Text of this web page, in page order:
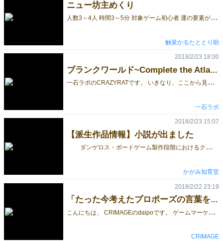
ニュー坊主めくり
人
数3～4人 時間3～5分 対象ゲーム初心者 運の要素が多いゲームです 2018年5月6日 触覚かるたさんで販売します
触覚かるたととり助
ブランクワールド~Complete the Atlas~ができるまで 6
一
石ラボのCRAZYRATです。 いきなり、ここから見てしまった方は、続きものとなっておりますので、ぜひ1からご覧ください。 さて、テストVer.2までEXCELで作成していた私でしたが、コンポーネントの作成をしていくうちに、レイヤーという概念のないEXCELの限界を感じてきたのでした。 しかし、イラストレーターを買うのはさすがに無理、そこでいろいろと探した結果、現在も制作に使っているフリーソフト、Inkscapeにたどり着きました。 このソフトも、最後にいろいろと想定外の事が発生するのですが、とりあえずドロー系ソフトでコンポーネントを作成するに至りました。 私は、前述のとおり絵が描けないのですが、ベジェ曲線の組み合わせで、何となくそれなりの形を作る事はそこそこできたので、このソフトに出会うことで、コンポーネントが少しずつ、マシな物になっていきました。 そんなわけで、ブランクワールドのコンポーネントに使われている絵は、パッケージを除けば、全てマウスだけで描きました。 直線、円弧、ベジェ曲線などを組み合わせて描いています。 （パッケージだけは、有償の素材を使っています。） そして、友人にテストプレイをしてもらって、「まあ、遊べなくはない」というところまでは、何とかこぎつけました。
2018/2/23 18:00
一石ラボ
【派生作品情報】小説が出ました
ダンゲロス・ボードゲーム製作段階におけるクラウドファンディングのリターン品として執筆された小説『戦慄怪奇学園ダンゲロス～呪われたボードゲーム～』がAmazonのKindleで発売されました。電子書籍限定です。 希望崎学園にて発生した猟奇連続殺人事件は、解明の糸口も掴めぬまま連続失踪事件へと変異した――。 そして、学内でまことしやかに囁かれる"呪いのボードゲーム"の噂。 生徒会との協力捜査体制を構築するため生徒会室へと向かい、帰らなくなった番長・邪賢王ヒロシマたち三名。 彼らを探すため、番長グループの実力者、"アンタッチャブル菅野"が動く！ だが、菅野がそこで見たものとは、不気味な無人空間と化した生徒会室であった。 娯楽室に残された遊びかけのボードゲームと、林立する撮影機材。 果たして、生徒会、番長グループの失踪の謎とは？ 猟奇連続殺人事件の犯人とは？ 呪いのボードゲームの正体とは？？ 捜査を進める菅野たちの前に、すべての事件を引き起こせし真の巨悪が、ついにその姿を現す――！ ボードゲーム要素は正直あんまり関係な…………ゲフンッゴフン！ ボードゲームをベースとした小説になっておりますので、良かったらご一読下さい。Unlimited会員なら無料で読めますよー。 ３月６日のヤングマガジンサードから開始する『ダンゲロス1969』と合わせてよろしくお願いいたします！ ＊ ■今後のダンゲロス・ボードゲーム会の予定 毎週金曜恒例ダンゲロス・ボードゲーム会 ２月２３日（金） １９：００～２３：００ ３月２日（金） １９：００～２３：００ 場所：DEAR SPIELE 東京都中野区東中野4-9-1 第一元太ビル4-A（最寄り駅：JR 東中野駅 / 大江戸線 東中野駅 / 東西線 落合駅） 03-5937-1866 ※途中参加OK（1200円＋１ドリンク制） 第二回トークメーカー・ボードゲーム部 日時：3月3日（土） 17:15～21:45（開場：17:00～18:00） 場所：東京都千代田区九段南1-5-6 りそな九段ビル5F KSフロア ナレッジソサエティ内イベントスペース 一般募集人数：20名 参加費：1000円 予約フォーム：https://goo.gl/forms/A6R7f8COYsh7kHXH2 入館方法：http://talkmaker.com/info/539.html 正確にはダンゲロス会ではありませんが、こちら、私の主催するボードゲーム会となります。テストプレイ歓迎の会ですので、テストしたいゲームをお気兼ねなくお持ち寄り下さい。もちろん遊びに来るだけの人はさらに大歓迎！ 会の趣旨など、詳しいことはこちらのページからご確認下さい。 ＊ 『拡張シナリオ#3 白き唯識の世界』ならびに公式スリーブ、好評発売中です。 スリーブは基本的に１セット（６０枚入り）買えば基本セットのカード（５５枚）は全部入ります。DIYカードを自作してる方は２つくらい買って下さい！ 【ダンゲロス・ボードゲーム情報】 プレイ人数：２～４人（拡張シナリオによるソロプレイ可） プレイ時間：人数ｘ２０分（調整可） 定価4980円 公式サイト：https://cagamiincage.wixsite.com/dangerousgame ゲーム概要：https://cagamiincage.wixsite.com/dangerousgame/info マニュアル：https://cagamiincage.wixsite.com/dangerousgame/manual Twitter：https://twitter.com/dangerousbgame プレイヤーの感想まとめ：http://gamemarket.jp/blog/プレイヤーの声まとめ/ 取扱店一覧：https://cagamiincage.wixsite.com/dangerousgame/shop イベント情報：https://cagamiincage.wixsite.com/dangerousgame/blank ※ゲーム本体ですが、売上好調につき、在庫の残る販売店が限られてきました。現在、もっとも入手しやすいのは、とらのあなの通販サイトとなります（一時的に通販が売り切れになる時がありますが、そのうち復活します）。 ・拡張シナリオ#1（完売） ※協力プレイ、正体隠匿系追加ルール、ソロプレイ用シナリオ ・拡張シナリオ#2 ※２人対戦用シミュレーションゲーム ・拡張シナリオ#3 ※決戦用追加ルール ・公式スリーブ [nicodo display="player" width="500" height="330"]sm31035244[/nicodo] （まんが：森脇かみん先生）
2018/2/23 15:07
かがみ知育堂
「たった今考えたプロポーズの言葉を君に捧ぐよ」新版製作中です。
こ
んにちは、 CRIMAGEのdaipoです。 ゲームマーケット2017秋で販売しました「たった今考えたプロポーズの言葉を君に捧ぐよ」は おかげさまで当日完売しました。ブースに来ていただいたのに買えなかったみなさま、申し訳ありません。 現在、2018年春のゲームマーケットに向けて新版をせっせと製作しております。 デザインも良い感じになっていると思います。 ブースに来ていただいたのにお渡しできなかったみなさま、 また、サークルのほうにお問い合わせくださったみなさまもう少々おまちいただけると幸いです。 ジューンブライドには間に合いますので何卒！笑 http://gamemarket.jp/game/%e3%81%9f%e3%81%a3%e3%81%9f%e4%bb%8a%e8%80%83%e3%81%88%e3%81%9f%e3%83%97%e3%83%ad%e3%83%9d%e3%83%bc%e3%82%ba%e3%81%ae%e8%a8%80%e8%91%89%e3%82%92%e5%90%9b%e3%81%ab%e6%8d%a7%e3%81%90%e3%82%88/
2018/2/22 23:19
CRIMAGE